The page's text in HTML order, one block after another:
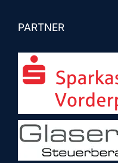
PARTNER